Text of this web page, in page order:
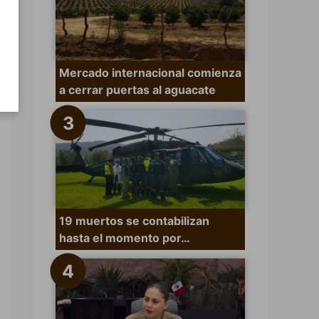
Mercado internacional comienza
a cerrar puertas al aguacate
19 muertos se contabilizan
hasta el momento por…